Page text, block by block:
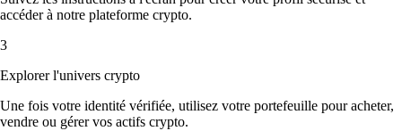
accéder à notre plateforme crypto.
3
Explorer l'univers crypto
Une fois votre identité vérifiée, utilisez votre portefeuille pour acheter,
vendre ou gérer vos actifs crypto.